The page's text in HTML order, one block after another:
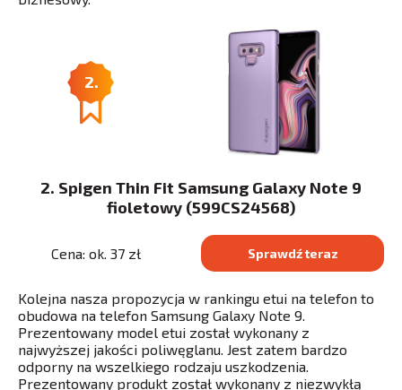
2.
2. Spigen Thin Fit Samsung Galaxy Note 9
fioletowy (599CS24568)
Cena: ok. 37 zł Sprawdź teraz
Kolejna nasza propozycja w rankingu etui na telefon to
obudowa na telefon Samsung Galaxy Note 9.
Prezentowany model etui został wykonany z
najwyższej jakości poliwęglanu. Jest zatem bardzo
odporny na wszelkiego rodzaju uszkodzenia.
Prezentowany produkt został wykonany z niezwykłą